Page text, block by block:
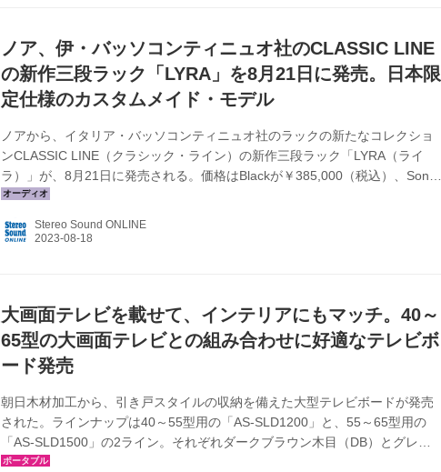
ノア、伊・バッソコンティニュオ社のCLASSIC LINE
の新作三段ラック「LYRA」を8月21日に発売。日本限
定仕様のカスタムメイド・モデル
ノアから、イタリア・バッソコンティニュオ社のラックの新たなコレクショ
ンCLASSIC LINE（クラシック・ライン）の新作三段ラック「LYRA（ライ
ラ）」が、8月21日に発売される。価格はBlackが￥385,000（税込）、Sonus
faber Editionは￥495,000（税込 Walnut/Wenge）。 クラシック・ラインは、
「REFERENCE LINE（リファレンス・ライン）」の技術を踏襲しながら、素
Stereo Sound ONLINE
大画面テレビを載せて、インテリアにもマッチ。40～
65型の大画面テレビとの組み合わせに好適なテレビボ
ード発売
朝日木材加工から、引き戸スタイルの収納を備えた大型テレビボードが発売
された。ラインナップは40～55型用の「AS-SLD1200」と、55～65型用の
「AS-SLD1500」の2ライン。それぞれダークブラウン木目（DB）とグレー
ベージュ（GB）の2色をラインナップする。 「AS-SLD1200」 オープン価格